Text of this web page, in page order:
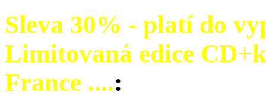
Sleva 30% - platí do
Limitovaná edice
France ....: